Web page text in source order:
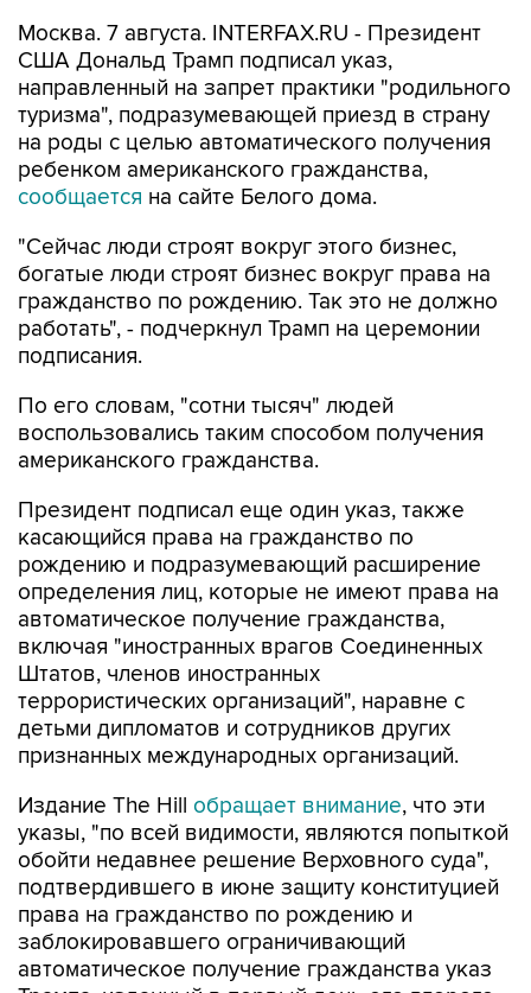
Москва. 7 августа. INTERFAX.RU - Президент
США Дональд Трамп подписал указ,
направленный на запрет практики "родильного
туризма", подразумевающей приезд в страну
на роды с целью автоматического получения
ребенком американского гражданства,
сообщается на сайте Белого дома.
"Сейчас люди строят вокруг этого бизнес,
богатые люди строят бизнес вокруг права на
гражданство по рождению. Так это не должно
работать", - подчеркнул Трамп на церемонии
подписания.
По его словам, "сотни тысяч" людей
воспользовались таким способом получения
американского гражданства.
Президент подписал еще один указ, также
касающийся права на гражданство по
рождению и подразумевающий расширение
определения лиц, которые не имеют права на
автоматическое получение гражданства,
включая "иностранных врагов Соединенных
Штатов, членов иностранных
террористических организаций", наравне с
детьми дипломатов и сотрудников других
признанных международных организаций.
Издание The Hill обращает внимание, что эти
указы, "по всей видимости, являются попыткой
обойти недавнее решение Верховного суда",
подтвердившего в июне защиту конституцией
права на гражданство по рождению и
заблокировавшего ограничивающий
автоматическое получение гражданства указ